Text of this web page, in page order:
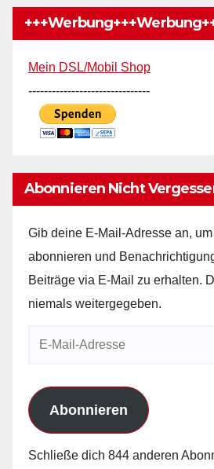
Mein DSL/Mobil Shop
-------------------------------
Abonnieren Nicht
Gib deine E-Mail-Adresse an,
abonnieren und
Beiträge via E-Mail zu erhalten.
niemals weitergegeben.
Adresse
Abonnieren
Schließe dich 844 anderen